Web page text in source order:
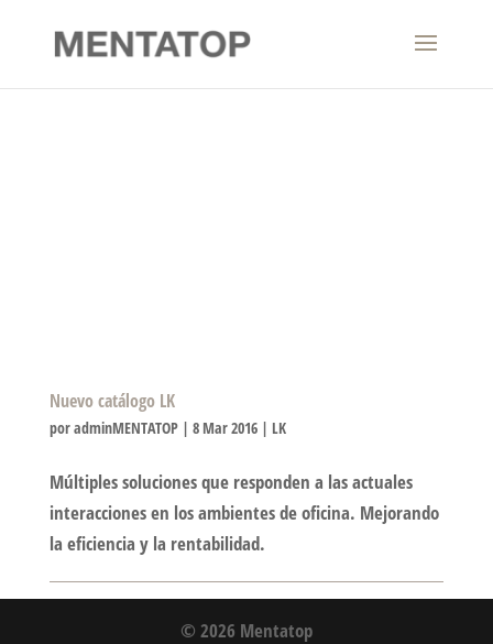
Nuevo catálogo LK
poradminMENTATOP| 8 Mar 2016| LK
Múltiples soluciones que responden a las actuales
interacciones en los ambientes de oficina. Mejorando
la eficiencia y la rentabilidad.
© 2026 Mentatop